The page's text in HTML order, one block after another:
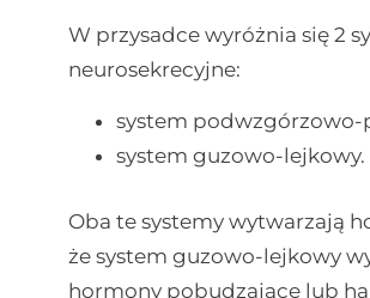
W przysadce wyróżnia się 2
neurosekrecyjne:
system podwzgórzowo-
system guzowo-lejkowy.
Oba te systemy wytwarzają
że system guzowo-lejkowy
hormony pobudzające lub